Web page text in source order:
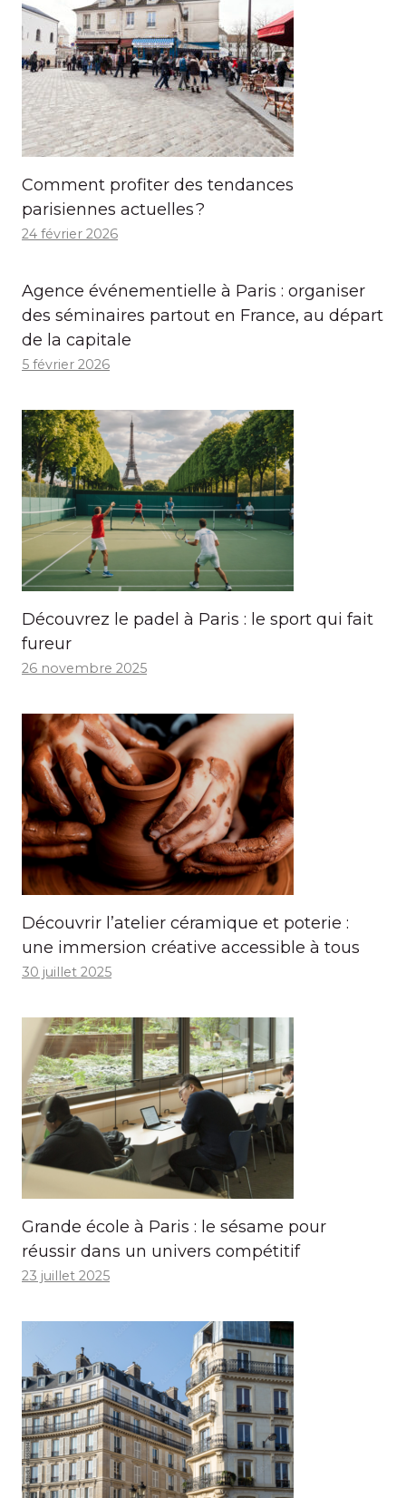
Comment profiter des tendances
parisiennes actuelles ?
24 février 2026
Agence événementielle à Paris : organiser
des séminaires partout en France, au départ
de la capitale
5 février 2026
Découvrez le padel à Paris : le sport qui fait
fureur
26 novembre 2025
Découvrir l’atelier céramique et poterie :
une immersion créative accessible à tous
30 juillet 2025
Grande école à Paris : le sésame pour
réussir dans un univers compétitif
23 juillet 2025